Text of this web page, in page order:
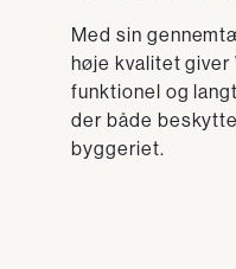
Med sin
høje kvalitet giver
funktionel og
der både
byggeriet.